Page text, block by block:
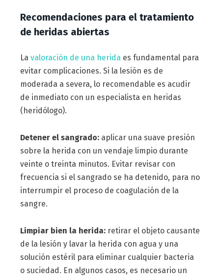
Recomendaciones para el tratamiento
de heridas abiertas
La valoración de una herida es fundamental para
evitar complicaciones. Si la lesión es de
moderada a severa, lo recomendable es acudir
de inmediato con un especialista en heridas
(heridólogo).
Detener el sangrado:aplicar una suave presión
sobre la herida con un vendaje limpio durante
veinte o treinta minutos. Evitar revisar con
frecuencia si el sangrado se ha detenido, para no
interrumpir el proceso de coagulación de la
sangre.
Limpiar bien la herida:retirar el objeto causante
de la lesión y lavar la herida con agua y una
solución estéril para eliminar cualquier bacteria
o suciedad. En algunos casos, es necesario un